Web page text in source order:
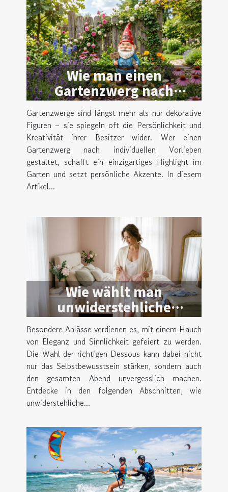
Wie man einen
Gartenzwerg nach
persönlichen Vorlieben
gestaltet
Gartenzwerge sind längst mehr als nur dekorative
Figuren – sie spiegeln oft die Persönlichkeit und
Kreativität ihrer Besitzer wider. Wer einen
Gartenzwerg nach individuellen Vorlieben
gestaltet, schafft ein einzigartiges Highlight im
Garten und setzt persönliche Akzente. In diesem
Artikel...
Wie wählt man
unwiderstehliche
Dessous für besondere
Anlässe?
Besondere Anlässe verdienen es, mit einem Hauch
von Eleganz und Sinnlichkeit gefeiert zu werden.
Die Wahl der richtigen Dessous kann dabei nicht
nur das Selbstbewusstsein stärken, sondern auch
den gesamten Abend unvergesslich machen.
Entdecke in den folgenden Abschnitten, wie
unwiderstehliche...